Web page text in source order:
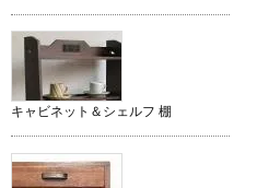
キャビネット＆シェルフ 棚